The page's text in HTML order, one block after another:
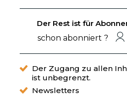
Der Rest ist für
schon abonniert ?
Der Zugang zu allen
ist unbegrenzt.
Newsletters